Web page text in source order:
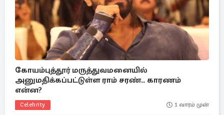
கோயம்புத்தூர் மருத்துவமனையில்
அனுமதிக்கப்பட்டுள்ள ராம் சரண்.. காரணம்
என்ன?
Celebrity 1 வாரம் முன்